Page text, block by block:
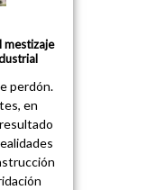
mestizaje
perdón.
en